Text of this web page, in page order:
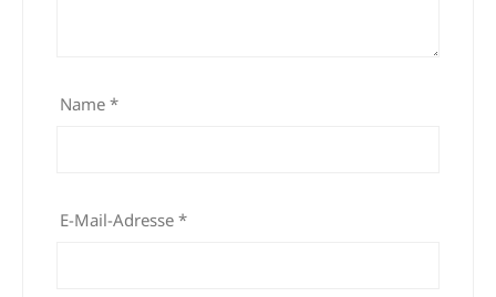
Name *
E-Mail-Adresse *